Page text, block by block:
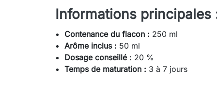
Informations principales
Contenance du flacon : 250 ml
Arôme inclus : 50 ml
Dosage conseillé : 20 %
Temps de maturation : 3 à 7 jours